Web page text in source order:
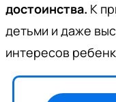
достоинства. К
детьми и даже
интересов